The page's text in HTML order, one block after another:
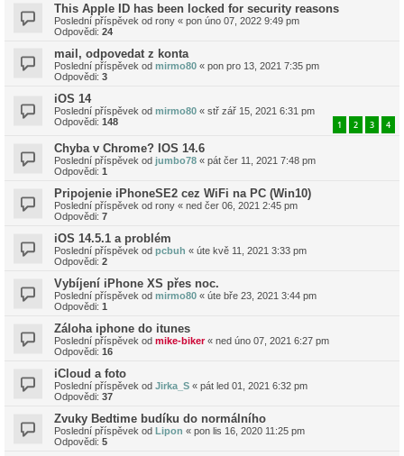
This Apple ID has been locked for security reasons
Poslední příspěvek od rony « pon úno 07, 2022 9:49 pm
Odpovědi: 24
mail, odpovedat z konta
Poslední příspěvek od mirmo80 « pon pro 13, 2021 7:35 pm
Odpovědi: 3
iOS 14
Poslední příspěvek od mirmo80 « stř zář 15, 2021 6:31 pm
Odpovědi: 148 1 2 3 4
Chyba v Chrome? IOS 14.6
Poslední příspěvek od jumbo78 « pát čer 11, 2021 7:48 pm
Odpovědi: 1
Pripojenie iPhoneSE2 cez WiFi na PC (Win10)
Poslední příspěvek od rony « ned čer 06, 2021 2:45 pm
Odpovědi: 7
iOS 14.5.1 a problém
Poslední příspěvek od pcbuh « úte kvě 11, 2021 3:33 pm
Odpovědi: 2
Vybíjení iPhone XS přes noc.
Poslední příspěvek od mirmo80 « úte bře 23, 2021 3:44 pm
Odpovědi: 1
Záloha iphone do itunes
Poslední příspěvek od mike-biker« ned úno 07, 2021 6:27 pm
Odpovědi: 16
iCloud a foto
Poslední příspěvek od Jirka_S « pát led 01, 2021 6:32 pm
Odpovědi: 37
Zvuky Bedtime budíku do normálního
Poslední příspěvek od Lipon « pon lis 16, 2020 11:25 pm
Odpovědi: 5